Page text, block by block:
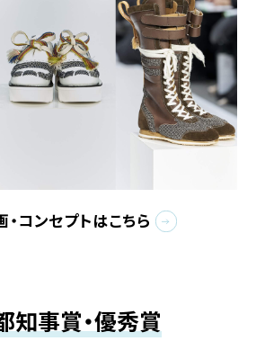
・コンセプトはこちら
知事賞・優秀賞